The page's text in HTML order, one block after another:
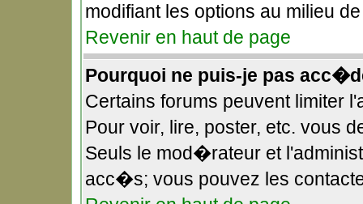
modifiant les options au milieu
Revenir en haut de page
Pourquoi ne puis-je pas
Certains forums peuvent limiter
Pour voir, lire, poster, etc. vous
Seuls le mod�rateur et
acc�s; vous pouvez les